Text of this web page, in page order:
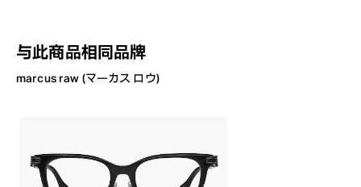
与此商品相同品牌
marcus raw (マーカス ロウ)